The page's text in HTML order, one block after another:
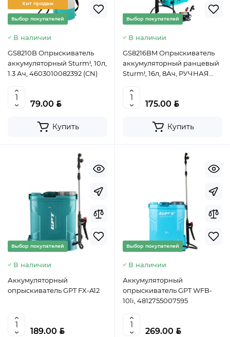
Хит продаж
Выбор покупателей
В наличии
GS8210B Опрыскиватель
аккумуляторный Sturm!, 10л,
1.3 Ач, 4603010082392 (CN)
79.00 BYN
Купить
Выбор покупателей
В наличии
GS8216BM Опрыскиватель
аккумуляторный ранцевый
Sturm!, 16л, 8Ач, РУЧНАЯ
(CN)
175.00 BYN
Купить
Выбор покупателей
В наличии
Аккумуляторный
опрыскиватель GPT FX-A12
189.00 BYN
Выбор покупателей
В наличии
Аккумуляторный
опрыскиватель GPT WFB-
10li, 4812755007595
269.00 BYN